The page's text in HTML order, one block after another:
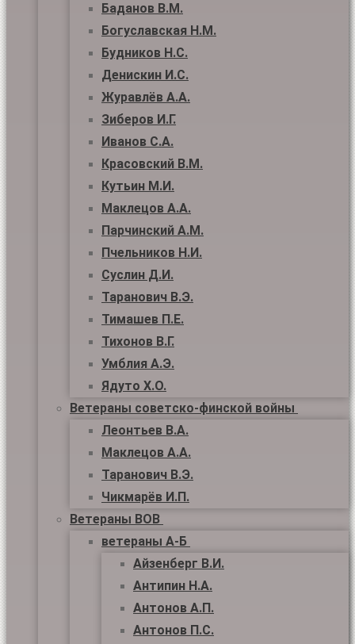
Баданов В.М.
Богуславская Н.М.
Будников Н.С.
Денискин И.С.
Журавлёв А.А.
Зиберов И.Г.
Иванов С.А.
Красовский В.М.
Кутьин М.И.
Маклецов А.А.
Парчинский А.М.
Пчельников Н.И.
Суслин Д.И.
Таранович В.Э.
Тимашев П.Е.
Тихонов В.Г.
Умблия А.Э.
Ядуто Х.О.
Ветераны советско-финской войны
Леонтьев В.А.
Маклецов А.А.
Таранович В.Э.
Чикмарёв И.П.
Ветераны ВОВ
ветераны А-Б
Айзенберг В.И.
Антипин Н.А.
Антонов А.П.
Антонов П.С.